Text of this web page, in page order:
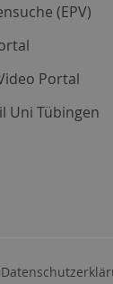
(EPV)
Portal
Uni Tübingen